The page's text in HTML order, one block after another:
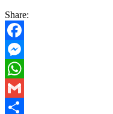
Share:
Facebook
Messenger
WhatsApp
Gmail